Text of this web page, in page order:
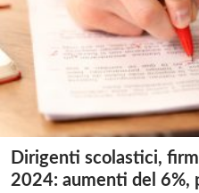
Dirigenti scolastici,
2024: aumenti del 6%,